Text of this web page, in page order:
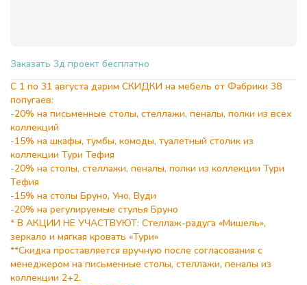
Заказать 3д проект бесплатно
С 1 по 31 августа дарим СКИДКИ на мебель от Фабрики 38
попугаев:
-20% на письменные столы, стеллажи, пеналы, полки из всех
коллекций
-15% на шкафы, тумбы, комоды, туалетный столик из
коллекции Тури Тефия
-20% на столы, стеллажи, пеналы, полки из коллекции Тури
Тефия
-15% на столы Бруно, Уно, Вуди
-20% на регулируемые стулья Бруно
* В АКЦИИ НЕ УЧАСТВУЮТ: Стеллаж-радуга «Мишель»,
зеркало и мягкая кровать «Тури»
**Скидка проставляется вручную после согласования с
менеджером на письменные столы, стеллажи, пеналы из
коллекции 2+2.